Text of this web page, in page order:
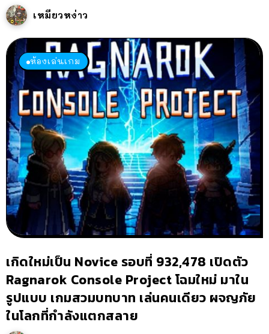
เหมียวหง่าว
ห้องเล่นเกม
เกิดใหม่เป็น Novice รอบที่ 932,478 เปิดตัว
Ragnarok Console Project โฉมใหม่ มาใน
รูปแบบ เกมสวมบทบาท เล่นคนเดียว ผจญภัย
ในโลกที่กำลังแตกสลาย